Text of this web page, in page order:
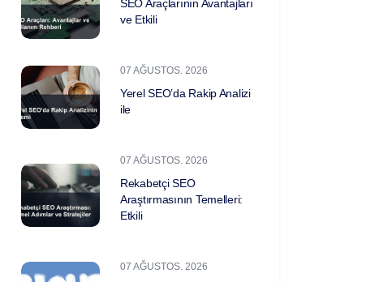
SEO Araçlarının Avantajları
ve Etkili
07 AĞUSTOS. 2026
Yerel SEO’da Rakip Analizi
ile
07 AĞUSTOS. 2026
Rekabetçi SEO
Araştırmasının Temelleri:
Etkili
07 AĞUSTOS. 2026